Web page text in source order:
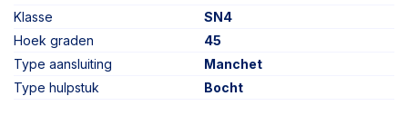
Klasse
SN4
Hoek graden
45
Type aansluiting
Manchet
Type hulpstuk
Bocht